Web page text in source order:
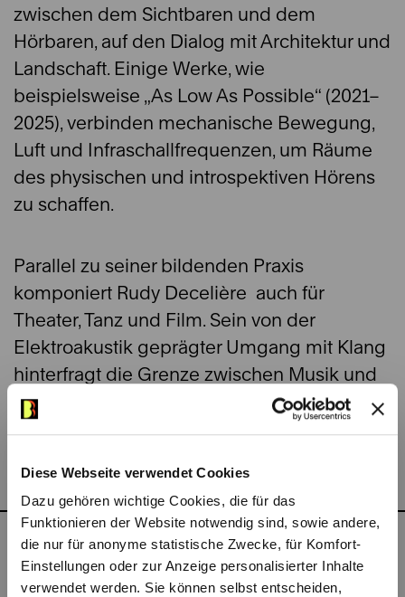
Diese Webseite verwendet Cookies
Dazu gehören wichtige Cookies, die für das
Funktionieren der Website notwendig sind, sowie andere,
die nur für anonyme statistische Zwecke, für Komfort-
Einstellungen oder zur Anzeige personalisierter Inhalte
verwendet werden. Sie können selbst entscheiden,
zwischen dem Sichtbaren und dem
Hörbaren, auf den Dialog mit Architektur und
Landschaft. Einige Werke, wie
beispielsweise „As Low As Possible“ (2021–
2025), verbinden mechanische Bewegung,
Luft und Infraschallfrequenzen, um Räume
des physischen und introspektiven Hörens
zu schaffen.
Parallel zu seiner bildenden Praxis
komponiert Rudy Decelière auch für
Theater, Tanz und Film. Sein von der
Elektroakustik geprägter Umgang mit Klang
hinterfragt die Grenze zwischen Musik und
akustischen Phänomenen und schlägt eine
erweiterte Hörerfahrung vor, in der die
Zu sehen in